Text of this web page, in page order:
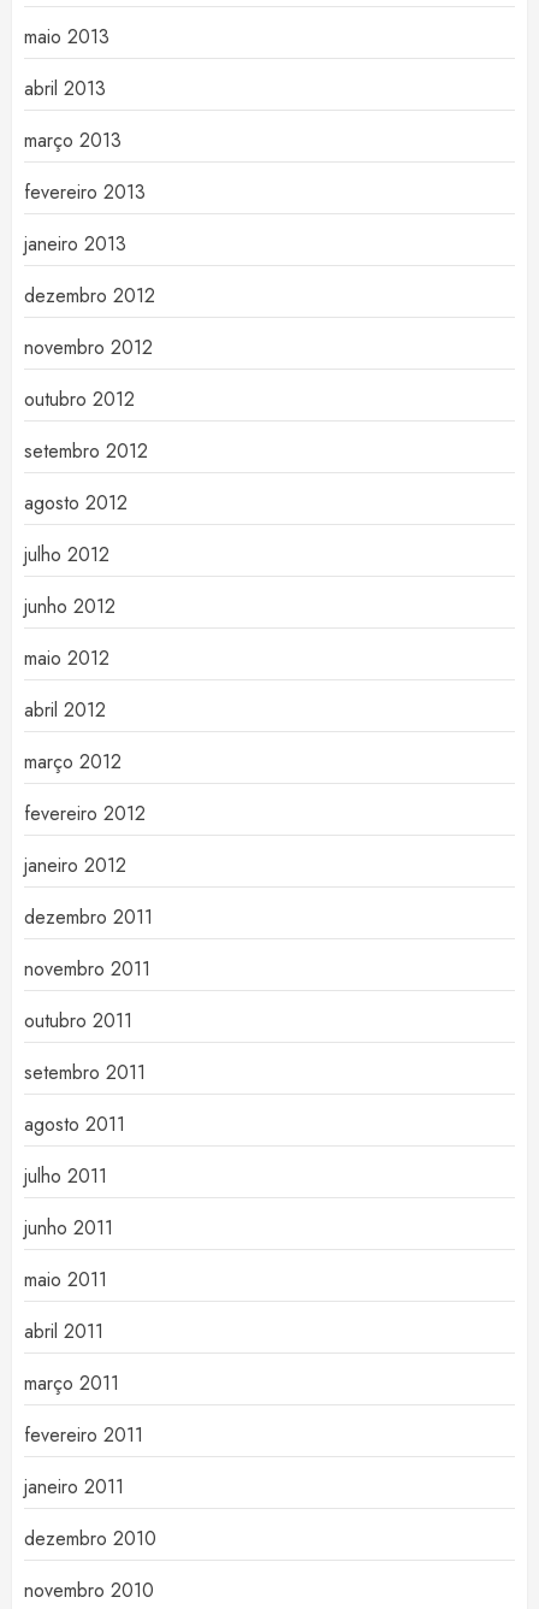
maio 2013
abril 2013
março 2013
fevereiro 2013
janeiro 2013
dezembro 2012
novembro 2012
outubro 2012
setembro 2012
agosto 2012
julho 2012
junho 2012
maio 2012
abril 2012
março 2012
fevereiro 2012
janeiro 2012
dezembro 2011
novembro 2011
outubro 2011
setembro 2011
agosto 2011
julho 2011
junho 2011
maio 2011
abril 2011
março 2011
fevereiro 2011
janeiro 2011
dezembro 2010
novembro 2010